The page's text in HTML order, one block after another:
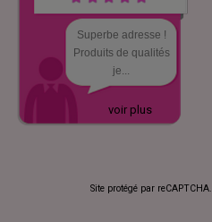
Superbe adresse !
Produits de qualités
je...
voir plus
Site protégé par reCAPTCHA.